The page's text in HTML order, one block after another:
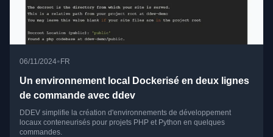
06/11/2024•FR
Un environnement local Dockerisé en deux lignes
de commande avec ddev
DDEV simplifie la création d'environnements de développement
locaux conteneurisés pour projets PHP et Python en quelques
commandes.